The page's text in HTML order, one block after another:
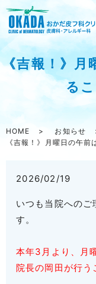
《吉報！》月
る
HOME
お知らせ
《吉報！》月曜日の午
2026/02/19
いつも当院へのご
す。
本年3月より、月
院長の岡田が行う